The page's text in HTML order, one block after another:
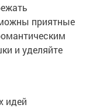
приятные
и уделяйте
идей